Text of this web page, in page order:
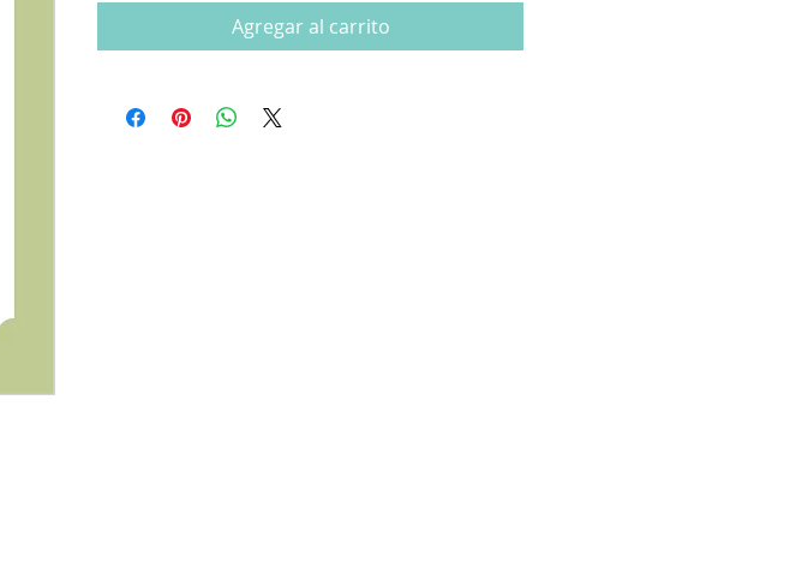
Agregar al carrito